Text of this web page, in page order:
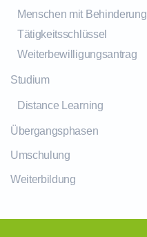
Menschen mit Behinderung
Tätigkeitsschlüssel
Weiterbewilligungsantrag
Studium
Distance Learning
Übergangsphasen
Umschulung
Weiterbildung